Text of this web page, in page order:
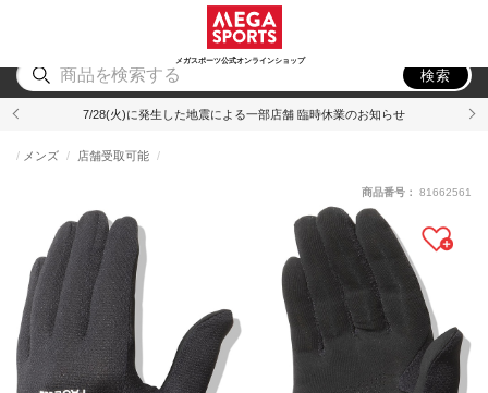
メガスポーツ公式オンラインショップ
アウトドア
検索
7/28(火)に発生した地震による一部店舗 臨時休業のお知らせ
メンズ 店舗受取可能
商品番号： 81662561